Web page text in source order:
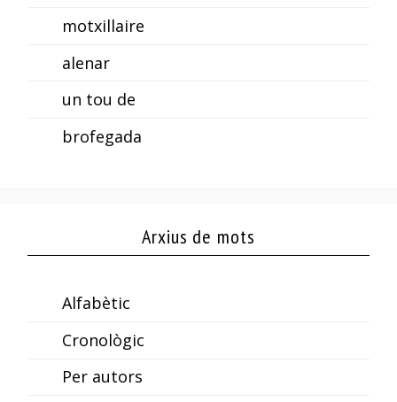
motxillaire
alenar
un tou de
brofegada
Arxius de mots
Alfabètic
Cronològic
Per autors